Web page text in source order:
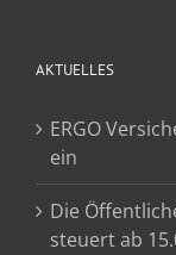
AKTUELLES
ERGO
ein
Die
steuert ab